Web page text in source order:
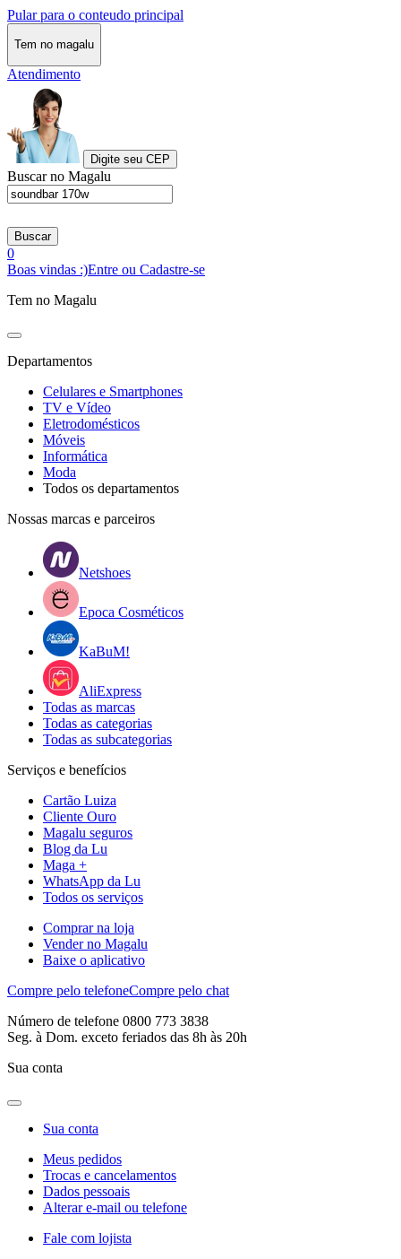
Pular para o conteudo principal
Tem no magalu
Atendimento
Digite seu CEP
Buscar no Magalu
Buscar
0
Boas vindas :)Entre ou Cadastre-se
Tem no Magalu
Departamentos
Celulares e Smartphones
TV e Vídeo
Eletrodomésticos
Móveis
Informática
Moda
Todos os departamentos
Nossas marcas e parceiros
Netshoes
Epoca Cosméticos
KaBuM!
AliExpress
Todas as marcas
Todas as categorias
Todas as subcategorias
Serviços e benefícios
Cartão Luiza
Cliente Ouro
Magalu seguros
Blog da Lu
Maga +
WhatsApp da Lu
Todos os serviços
Comprar na loja
Vender no Magalu
Baixe o aplicativo
Compre pelo telefoneCompre pelo chat
Número de telefone 0800 773 3838
Seg. à Dom. exceto feriados das 8h às 20h
Sua conta
Sua conta
Meus pedidos
Trocas e cancelamentos
Dados pessoais
Alterar e-mail ou telefone
Fale com lojista